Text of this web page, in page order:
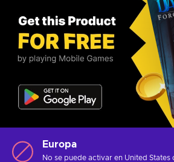
Europa
No se puede activar en United States